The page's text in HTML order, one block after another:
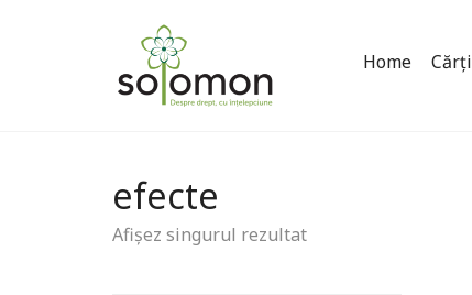
Home Cărți
efecte
Afișez singurul rezultat